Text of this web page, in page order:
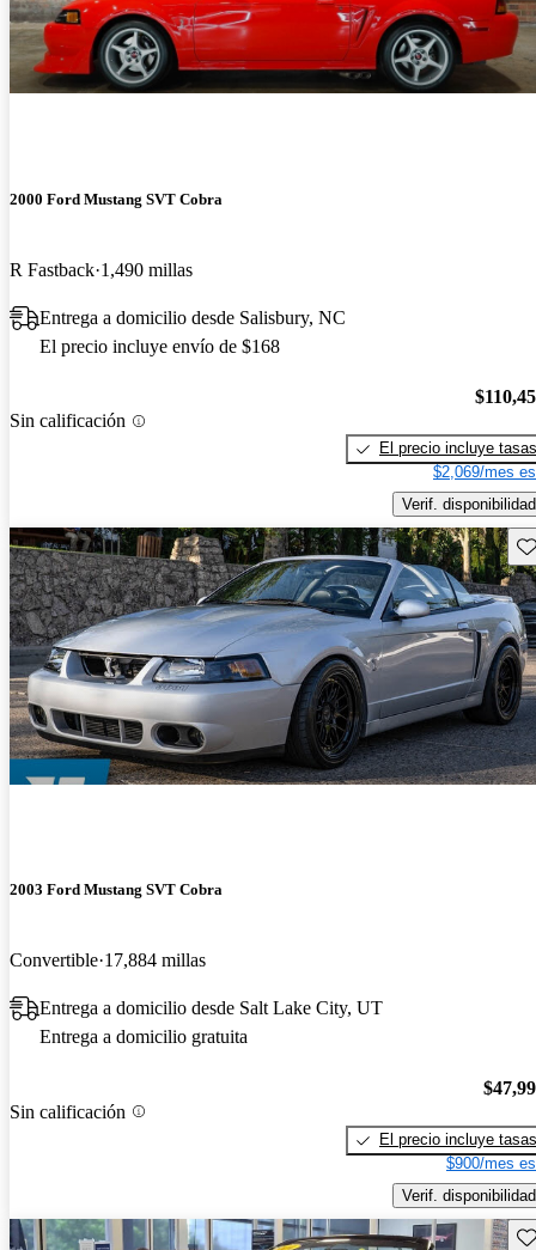
2000 Ford Mustang SVT Cobra
R Fastback 1,490 millas
Entrega a domicilio desde Salisbury, NC
El precio incluye envío de $168
Sin calificación
El precio incluye tasas
$2,069/mes
Verif. disponibilidad
2003 Ford Mustang SVT Cobra
Convertible 17,884 millas
Entrega a domicilio desde Salt Lake City, UT
Entrega a domicilio gratuita
Sin calificación
El precio incluye tasas
$900/mes
Verif. disponibilidad